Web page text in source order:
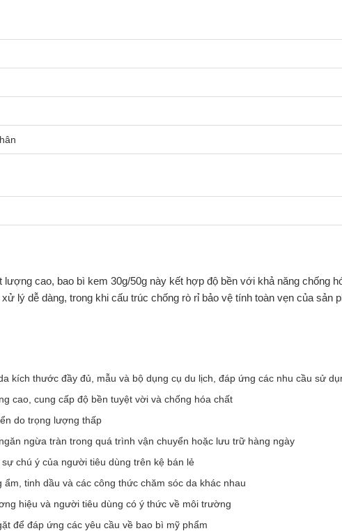
cao, bao bì kem 30g/50g này kết hợp độ bền với khả năng chống
lý dễ dàng, trong khi cấu trúc chống rò rỉ bảo vệ tính toàn vẹn của
kích thước đầy đủ, mẫu và bộ dụng cụ du lịch, đáp ứng các nhu cầu sử
cao, cung cấp độ bền tuyệt vời và chống hóa chất
do trọng lượng thấp
ngừa tràn trong quá trình vận chuyển hoặc lưu trữ hàng ngày
chú ý của người tiêu dùng trên kệ bán lẻ
tinh dầu và các công thức chăm sóc da khác nhau
hiệu và người tiêu dùng có ý thức về môi trường
để đáp ứng các yêu cầu về bao bì mỹ phẩm